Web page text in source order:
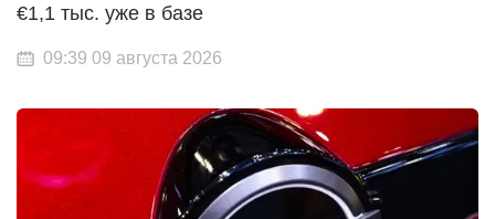
€1,1 тыс. уже в базе
09:39 09 августа 2026